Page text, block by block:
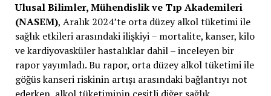
Ulusal Bilimler, Mühendislik ve Tıp Akademileri
(NASEM), Aralık 2024’te orta düzey alkol tüketimi ile
sağlık etkileri arasındaki ilişkiyi – mortalite, kanser, kilo
ve kardiyovasküler hastalıklar dahil – inceleyen bir
rapor yayımladı. Bu rapor, orta düzey alkol tüketimi ile
göğüs kanseri riskinin artışı arasındaki bağlantıyı not